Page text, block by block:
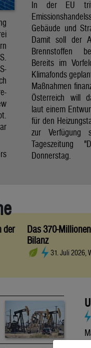
In der EU
Gebäude und
Damit soll der
Brennstoffen
Bereits im
Klimafonds
Maßnahmen
Österreich will
laut einem
für den
zur Verfügung
Tageszeitung
Donnerstag.
der
Das 370-
Bilanz
31. Juli 2026,